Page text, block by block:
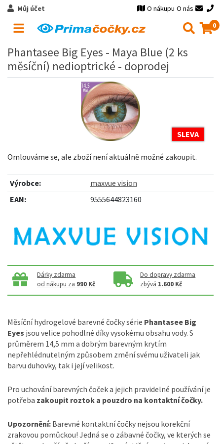
Můj účet O nákupu O nás
0
Phantasee Big Eyes - Maya Blue (2 ks
měsíční) nedioptrické - doprodej
SLEVA
Omlouváme se, ale zboží není aktuálně možné zakoupit.
Výrobce:
maxvue vision
EAN:
9555644823160
Dárky zdarma
od nákupu za 990 Kč
Do dopravy zdarma
zbývá 1.600 Kč
Měsíční hydrogelové barevné čočky série Phantasee Big
Eyes jsou velice pohodlné díky vysokému obsahu vody. S
průměrem 14,5 mm a dobrým barevným krytím
nepřehlédnutelným způsobem změní svému uživateli jak
barvu duhovky, tak i její velikost.
Pro uchování barevných čoček a jejich pravidelné používání je
potřeba zakoupit roztok a pouzdro na kontaktní čočky.
Upozornění: Barevné kontaktní čočky nejsou korekční
zrakovou pomůckou! Jedná se o zábavné čočky, ve kterých se